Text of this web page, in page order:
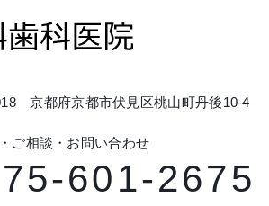
京都府京都市伏見区桃山町丹後10-4
ご相談・お問い合わせ
601-2675